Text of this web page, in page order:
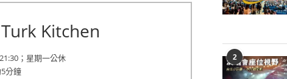
Kitchen
；星期一公休
分鐘
2